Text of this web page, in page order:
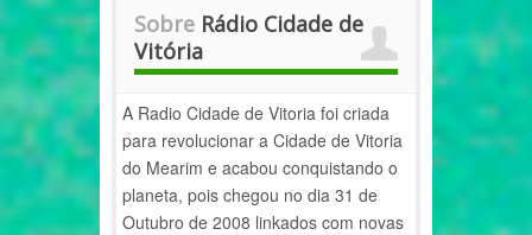
Sobre Rádio Cidade de
Vitória
A Radio Cidade de Vitoria foi criada
para revolucionar a Cidade de Vitoria
do Mearim e acabou conquistando o
planeta, pois chegou no dia 31 de
Outubro de 2008 linkados com novas